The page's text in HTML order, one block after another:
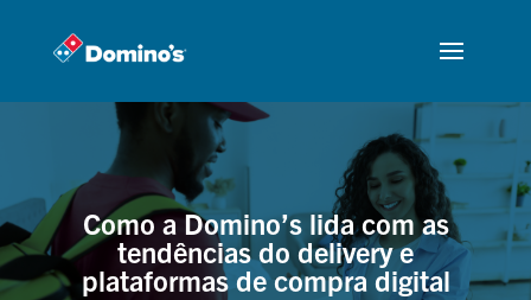
Como a Domino’s lida com as
tendências do delivery e
plataformas de compra digital